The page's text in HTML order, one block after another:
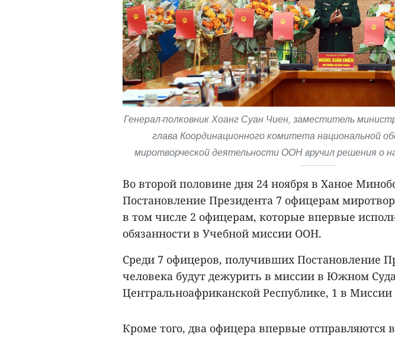
Генерал-полковник Хоанг Суан Чиен, заместитель
глава Координационного комитета национальной
миротворческой деятельности ООН вручил решения о
Во второй половине дня 24 ноября в Ханое
Постановление Президента 7 офицерам
в том числе 2 офицерам, которые впервые
обязанности в Учебной миссии ООН.
Среди 7 офицеров, получивших Постановление
человека будут дежурить в миссии в Южном
Центральноафриканской Республике, 1 в
Кроме того, два офицера впервые отправляются